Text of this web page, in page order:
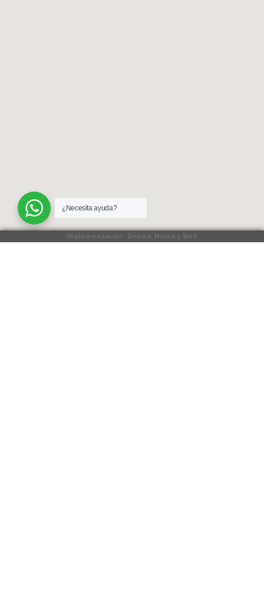
¿Necesita ayuda?
Implementación: Diseño, Marca y Web